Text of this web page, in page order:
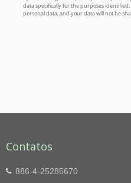
Contatos
886-4-25285670